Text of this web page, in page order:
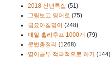
2018 신년특집 (51)
그림보고 영어로 (75)
금요아침영어 (248)
매일 훌라후프 1000개 (79)
문법총정리 (1268)
영어공부 적극적으로 하기 (144)